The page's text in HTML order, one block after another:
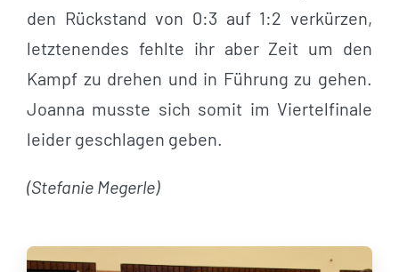
den Rückstand von 0:3 auf 1:2 verkürzen,
letztenendes fehlte ihr aber Zeit um den
Kampf zu drehen und in Führung zu gehen.
Joanna musste sich somit im Viertelfinale
leider geschlagen geben.
(Stefanie Megerle)